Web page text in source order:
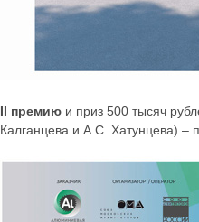
II премию и приз 500 тысяч
Калганцева и А.С. Хатунцева) –